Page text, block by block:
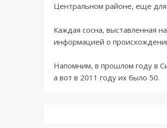
Центральном районе, еще
Каждая сосна, выставленная
информацией о
Напомним, в прошлом году в
а вот в 2011 году их было 50.